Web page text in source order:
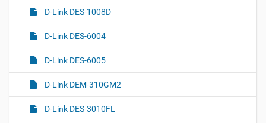
D-Link DES-1008D
D-Link DES-6004
D-Link DES-6005
D-Link DEM-310GM2
D-Link DES-3010FL